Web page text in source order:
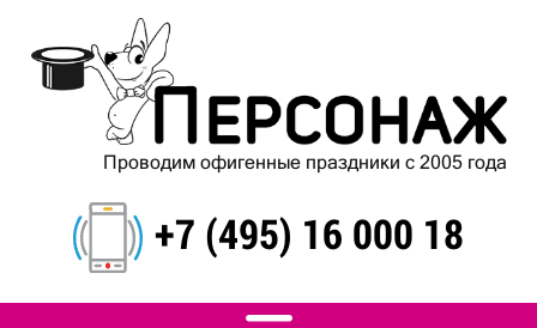
Проводим офигенные праздники с 2005 года
+7 (495) 16 000 18